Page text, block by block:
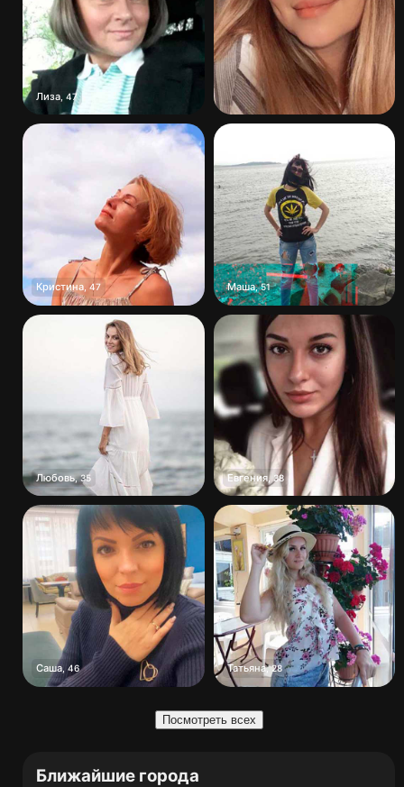
Лиза 47
Кристина 47 Маша,51
Любовь,35 Евгения, 38
Саша ,46 Татьяна,28
Посмотреть всех
Ближайшие города